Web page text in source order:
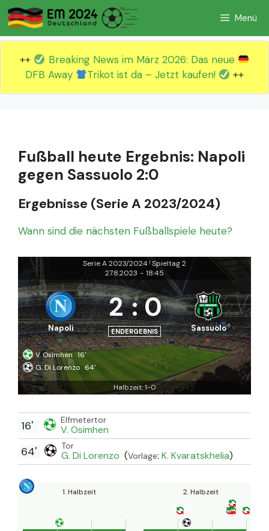
Zum
Inhalt
springen
Menü
++
Breaking News im März 2026: Das neue
DFB Away
Trikot ist da – Jetzt kaufen! ++
Fußball heute Ergebnis: Napoli
gegen Sassuolo 2:0
Ergebnisse (Serie A 2023/2024)
Wann sind die nächsten Fußballspiele heute?
Serie A 2023/2024 | Spieltag 2
27.8.2023 - 18:45
Napoli
2 :0
ENDERGEBNIS Sassuolo
V. Osimhen 16'
G. Di Lorenzo 64'
Halbzeit: 1-0
Elfmetertor
V. Osimhen
16'
Tor
G. Di Lorenzo (Vorlage: K. Kvaratskhelia)
64'
1. Halbzeit 2. Halbzeit